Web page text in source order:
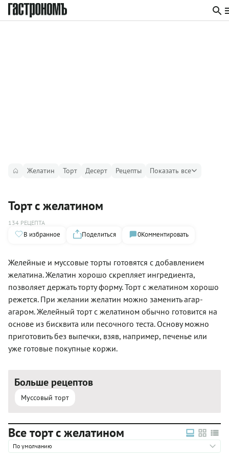
Желатин Торт Десерт Рецепты Показать все
Торт с желатином
134 РЕЦЕПТА
В избранное Поделиться 0Комментировать
Желейные и муссовые торты готовятся с добавлением
желатина. Желатин хорошо скрепляет ингредиента,
позволяет держать торту форму. Торт с желатином хорошо
режется. При желании желатин можно заменить агар-
агаром. Желейный торт с желатином обычно готовится на
основе из бисквита или песочного теста. Основу можно
приготовить без выпечки, взяв, например, печенье или
уже готовые покупные коржи.
Больше рецептов
Муссовый торт
Все торт с желатином
По умолчанию